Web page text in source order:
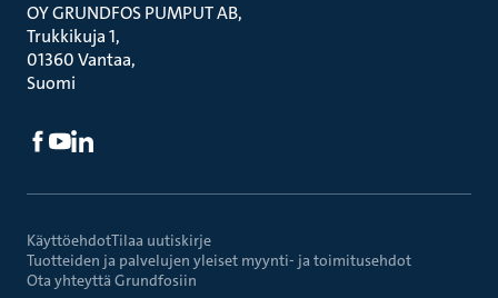
OY GRUNDFOS PUMPUT AB
Trukkikuja 1
01360 Vantaa
Suomi
KäyttöehdotTilaa uutiskirje
Tuotteiden ja palvelujen yleiset myynti- ja toimitusehdot
Ota yhteyttä Grundfosiin